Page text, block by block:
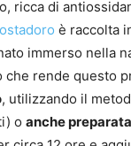
ricca di
è raccolta
immerso nella
che rende questo
, utilizzando il
o anche